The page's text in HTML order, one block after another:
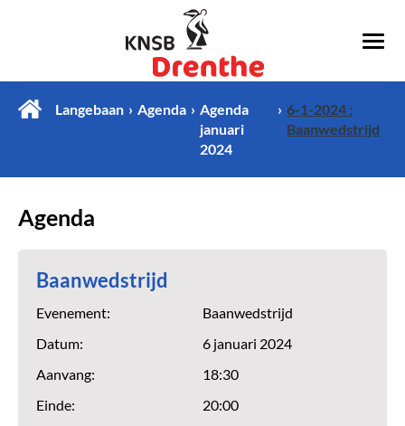
Langebaan Agenda
Agenda
januari
2024
6-1-2024 :
Baanwedstrijd
Agenda
Baanwedstrijd
Evenement:
Baanwedstrijd
Datum:
6 januari 2024
Aanvang:
18:30
Einde:
20:00